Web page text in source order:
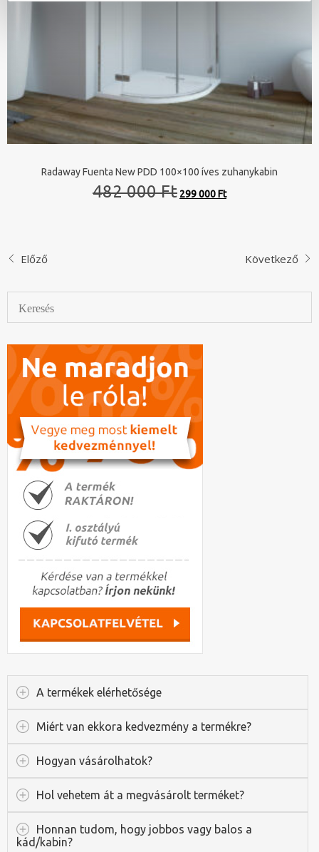
Radaway Fuenta New PDD 100×100 íves zuhanykabin
482 000 Ftprice
299 000 Ft
price
Előző Következő
A termékek elérhetősége
Miért van ekkora kedvezmény a termékre?
Hogyan vásárolhatok?
Hol vehetem át a megvásárolt terméket?
Honnan tudom, hogy jobbos vagy balos a
kád/kabin?